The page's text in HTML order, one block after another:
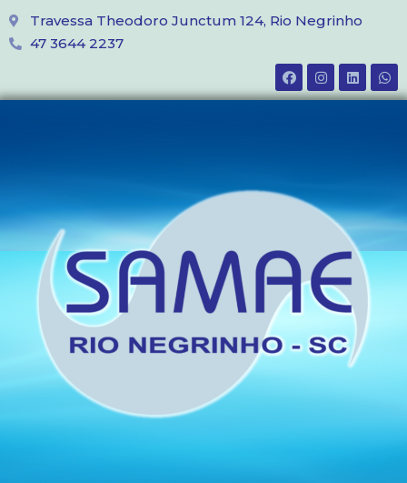
Travessa Theodoro Junctum 124, Rio Negrinho
47 3644 2237